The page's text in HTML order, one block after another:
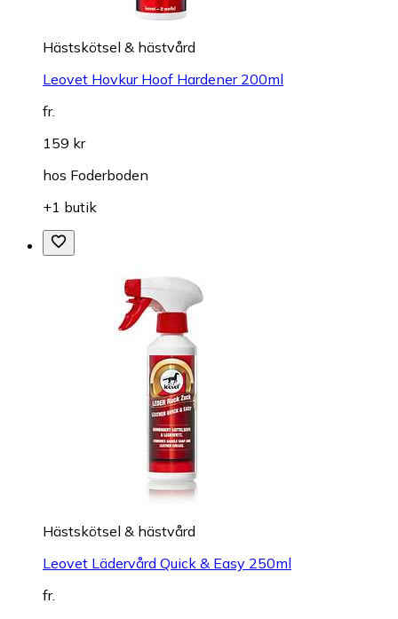
Hästskötsel & hästvård
Leovet Hovkur Hoof Hardener 200ml
fr.
159 kr
hos Foderboden
+1 butik
Hästskötsel & hästvård
Leovet Lädervård Quick & Easy 250ml
fr.